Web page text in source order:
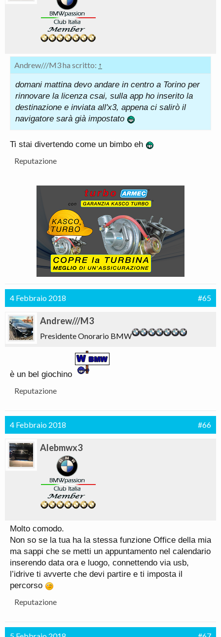
Andrew///M3 ha scritto: ↑
domani mattina devo andare in centro a Torino per
rinnovare la licenza csai, sulla app ho inserito la
destinazione e inviata all'x3, appena ci salirò il
navigatore sarà già impostato
Ti stai divertendo come un bimbo eh
Reputazione
4 Febbraio 2018 #65
Andrew///M3
Presidente Onorario BMW
è un bel giochino
Reputazione
4 Febbraio 2018 #66
Alebmwx3
Molto comodo.
Non so se la tua ha la stessa funzione Office della mia
ma sappi che se metti un appuntamento nel calendario
inserendo data ora e luogo, connettendo via usb,
l’idrive ti avverte che devi partire e ti imposta il
percorso
Reputazione